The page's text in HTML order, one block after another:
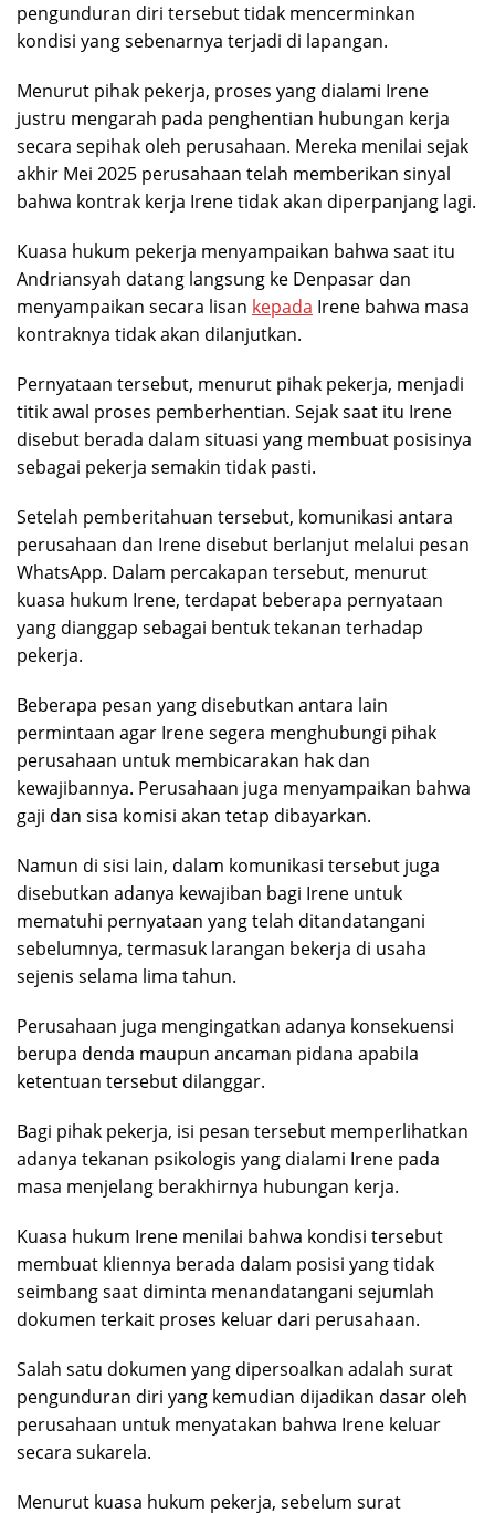
pengunduran diri tersebut tidak mencerminkan
kondisi yang sebenarnya terjadi di lapangan.
Menurut pihak pekerja, proses yang dialami Irene
justru mengarah pada penghentian hubungan kerja
secara sepihak oleh perusahaan. Mereka menilai sejak
akhir Mei 2025 perusahaan telah memberikan sinyal
bahwa kontrak kerja Irene tidak akan diperpanjang lagi.
Kuasa hukum pekerja menyampaikan bahwa saat itu
Andriansyah datang langsung ke Denpasar dan
menyampaikan secara lisan kepada Irene bahwa masa
kontraknya tidak akan dilanjutkan.
Pernyataan tersebut, menurut pihak pekerja, menjadi
titik awal proses pemberhentian. Sejak saat itu Irene
disebut berada dalam situasi yang membuat posisinya
sebagai pekerja semakin tidak pasti.
Setelah pemberitahuan tersebut, komunikasi antara
perusahaan dan Irene disebut berlanjut melalui pesan
WhatsApp. Dalam percakapan tersebut, menurut
kuasa hukum Irene, terdapat beberapa pernyataan
yang dianggap sebagai bentuk tekanan terhadap
pekerja.
Beberapa pesan yang disebutkan antara lain
permintaan agar Irene segera menghubungi pihak
perusahaan untuk membicarakan hak dan
kewajibannya. Perusahaan juga menyampaikan bahwa
gaji dan sisa komisi akan tetap dibayarkan.
Namun di sisi lain, dalam komunikasi tersebut juga
disebutkan adanya kewajiban bagi Irene untuk
mematuhi pernyataan yang telah ditandatangani
sebelumnya, termasuk larangan bekerja di usaha
sejenis selama lima tahun.
Perusahaan juga mengingatkan adanya konsekuensi
berupa denda maupun ancaman pidana apabila
ketentuan tersebut dilanggar.
Bagi pihak pekerja, isi pesan tersebut memperlihatkan
adanya tekanan psikologis yang dialami Irene pada
masa menjelang berakhirnya hubungan kerja.
Kuasa hukum Irene menilai bahwa kondisi tersebut
membuat kliennya berada dalam posisi yang tidak
seimbang saat diminta menandatangani sejumlah
dokumen terkait proses keluar dari perusahaan.
Salah satu dokumen yang dipersoalkan adalah surat
pengunduran diri yang kemudian dijadikan dasar oleh
perusahaan untuk menyatakan bahwa Irene keluar
secara sukarela.
Menurut kuasa hukum pekerja, sebelum surat